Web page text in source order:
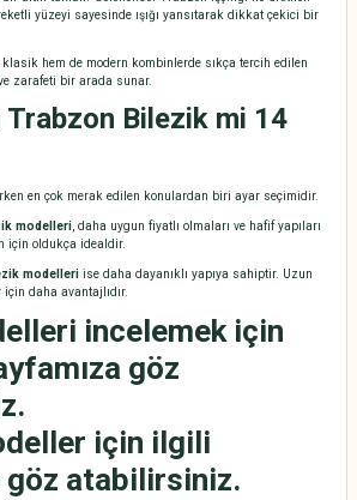
yüzeyi sayesinde ışığı yansıtarak dikkat çekici bir
hem de modern kombinlerde sıkça tercih edilen
zarafeti bir arada sunar.
Trabzon Bilezik mi 14
en çok merak edilen konulardan biri ayar seçimidir.
modelleri, daha uygun fiyatlı olmaları ve hafif yapıları
için oldukça idealdir.
modelleri ise daha dayanıklı yapıya sahiptir. Uzun
daha avantajlıdır.
incelemek için
göz
için ilgili
atabilirsiniz.